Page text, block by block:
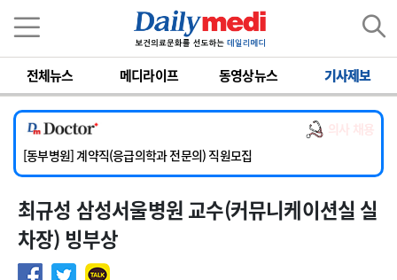
전체뉴스 메디라이프 동영상뉴스 기사제보
의사 채용
[서울아산병원] 2026년 하반기 인턴 모집
[영남대학교의료원] 마취통증의학과 임기제 임상의사 채용
[충남대학교병원] 소아청소년과(소아응급전담) 계약직 의사 공개채용
[동부병원] 계약직(응급의학과 전문의) 직원모집
[이대목동병원] 하반기 전공의(레지던트1년차) 모집
[서울아산병원] 2026년 하반기 인턴 모집
[영남대학교의료원] 마취통증의학과 임기제 임상의사 채용
최규성 삼성서울병원 교수(커뮤니케이션실 실
차장) 빙부상